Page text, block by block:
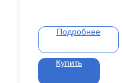
Подробнее
Купить